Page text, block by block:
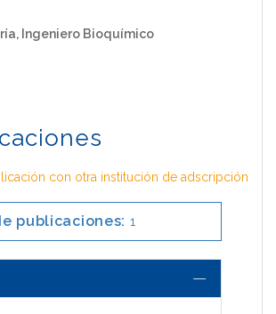
Ingeniero Bioquímico
con otra institución de adscripción
publicaciones: 1